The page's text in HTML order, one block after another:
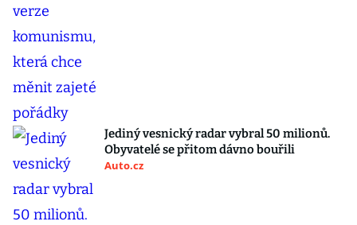
Jediný vesnický radar vybral 50 milionů.
Obyvatelé se přitom dávno bouřili
Auto.cz